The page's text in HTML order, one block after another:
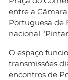
entre a
Portuguesa de
nacional
O espaço
transmissões
encontros de